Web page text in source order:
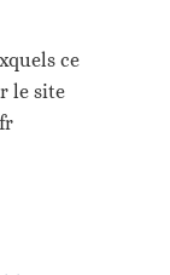
ce
le site